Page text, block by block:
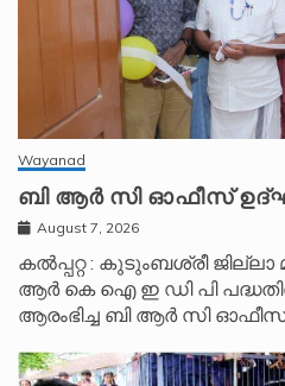
Wayanad
ബി ആർ സി ഓഫീസ്
August 7, 2026
കൽപ്പറ്റ : കുടുംബശ്രീ
ആർ കെ ഐ ഇ ഡി പി
ആരംഭിച്ച ബി ആർ സി